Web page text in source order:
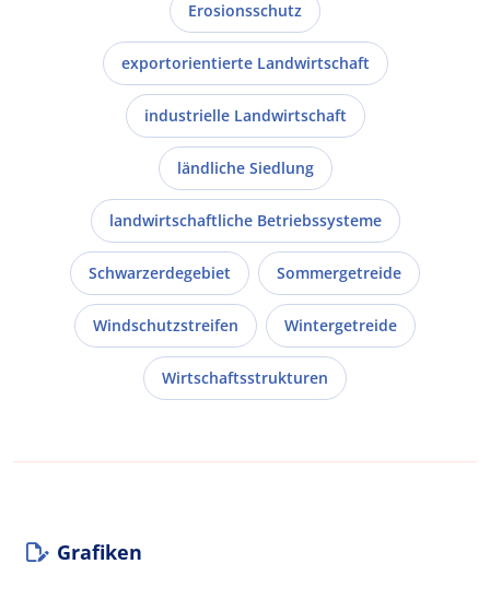
Erosionsschutz
exportorientierte Landwirtschaft
industrielle Landwirtschaft
ländliche Siedlung
landwirtschaftliche Betriebssysteme
Schwarzerdegebiet Sommergetreide
Windschutzstreifen Wintergetreide
Wirtschaftsstrukturen
Grafiken